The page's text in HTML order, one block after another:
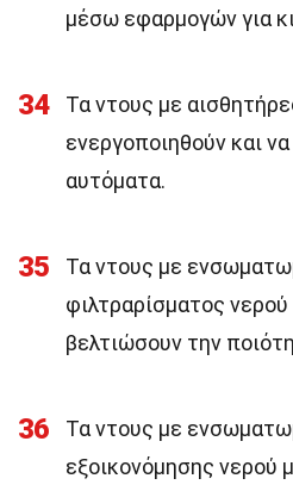
μέσω εφαρμογών για
34
Τα ντους με
ενεργοποιηθούν και
αυτόματα.
35
Τα ντους με
φιλτραρίσματος
βελτιώσουν την
36
Τα ντους με
εξοικονόμησης νερού